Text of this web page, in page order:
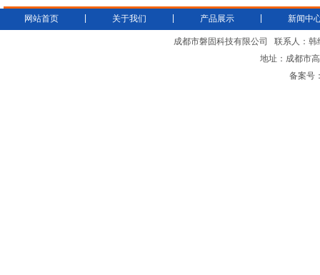
网站首页 关于我们 产品展示 新闻中
成都市磐固科技有限公司 联系人：
地址：成都市
备案号